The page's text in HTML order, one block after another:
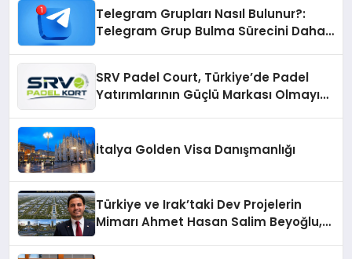
Telegram Grupları Nasıl Bulunur?:
Telegram Grup Bulma Sürecini Daha
SRV Padel Court, Türkiye’de Padel
Yatırımlarının Güçlü Markası Olmayı
İtalya Golden Visa Danışmanlığı
Türkiye ve Irak’taki Dev Projelerin
Mimarı Ahmet Hasan Salim Beyoğlu,